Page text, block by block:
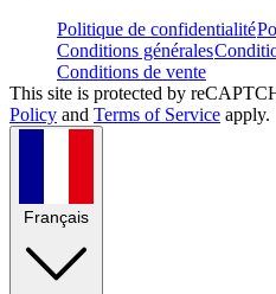
Politique de confidentialité
Conditions générales
Conditions de vente
This site is protected by
Policy and Terms of Service apply.
Français